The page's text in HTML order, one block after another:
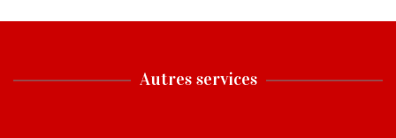
Autres services